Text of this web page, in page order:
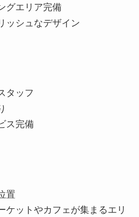
グエリア完備
ッシュなデザイン
タッフ
ス完備
置
ケットやカフェが集まるエリ